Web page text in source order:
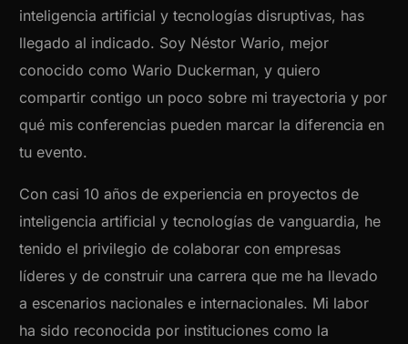
inteligencia artificial y tecnologías disruptivas, has
llegado al indicado. Soy Néstor Wario, mejor
conocido como Wario Duckerman, y quiero
compartir contigo un poco sobre mi trayectoria y por
qué mis conferencias pueden marcar la diferencia en
tu evento.
Con casi 10 años de experiencia en proyectos de
inteligencia artificial y tecnologías de vanguardia, he
tenido el privilegio de colaborar con empresas
líderes y de construir una carrera que me ha llevado
a escenarios nacionales e internacionales. Mi labor
ha sido reconocida por instituciones como la